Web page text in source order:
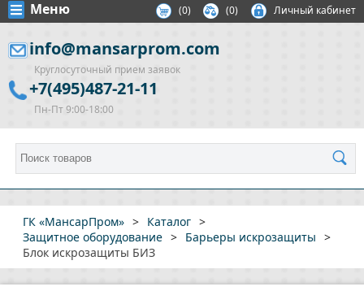
Меню (0) (0) Личный кабинет
info@mansarprom.com
Круглосуточный прием заявок
+7(495)487-21-11
Пн-Пт 9:00-18:00
ГК «МансарПром» > Каталог >
Защитное оборудование > Барьеры искрозащиты >
Блок искрозащиты БИЗ